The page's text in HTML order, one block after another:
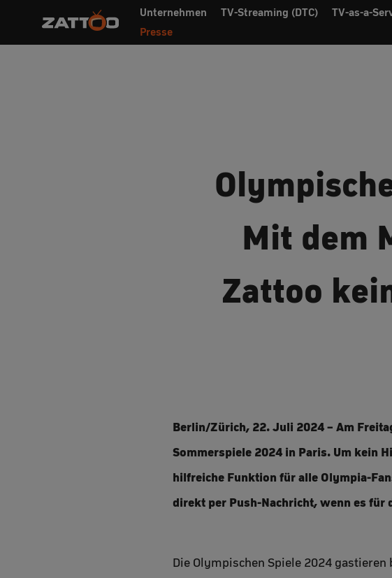
Unternehmen TV-Streaming (DTC) TV-as-a-
Presse
Mit dem
Zattoo
Berlin/Zürich, 22. Juli 2024 – Am
Sommerspiele 2024 in Paris. Um kein
hilfreiche Funktion für alle Olympia-
direkt per Push-Nachricht, wenn es für
Die Olympischen Spiele 2024